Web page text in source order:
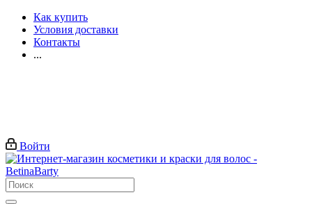
Как купить
Условия доставки
Контакты
...
Войти